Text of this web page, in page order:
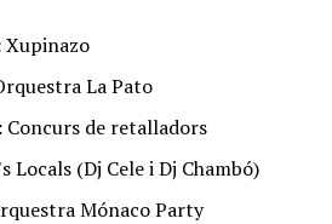
Xupinazo
La Pato
Concurs de retalladors
Locals (Dj Cele i Dj Chambó)
Mónaco Party